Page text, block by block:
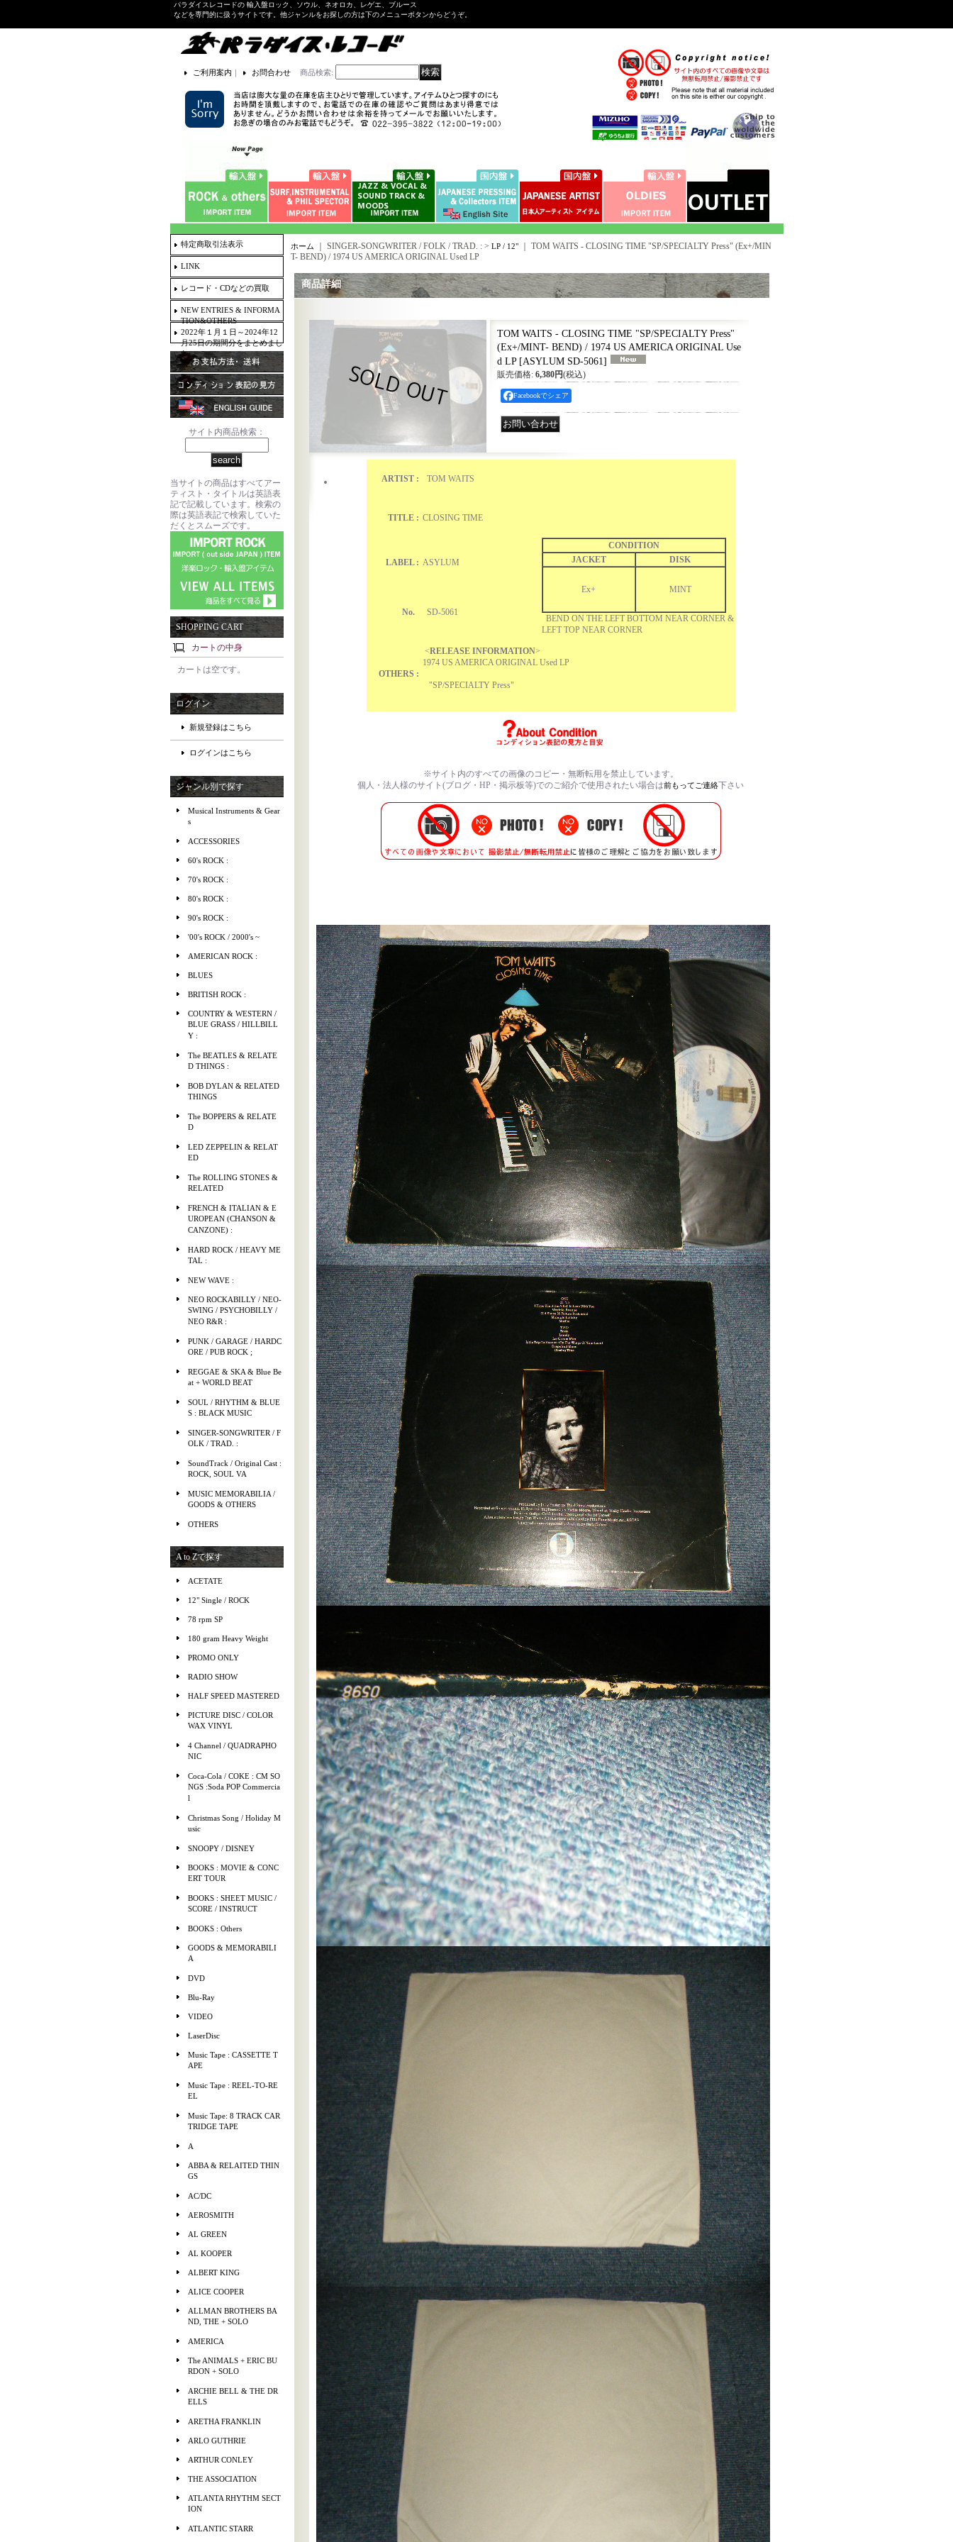
パラダイスレコードの 輸入盤ロック、ソウル、ネオロカ、レゲエ、ブルース
などを専門的に扱うサイトです。他ジャンルをお探しの方は下のメニューボタンからどうぞ。
ご利用案内 ｜ お問合わせ 商品検索:
特定商取引法表示
LINK
レコード・CDなどの買取
NEW ENTRIES & INFORMA
TION&OTHERS
2022年１月１日～2024年12
月25日の期間分をまとめまし
た。
サイト内商品検索：
当サイトの商品はすべてアー
ティスト・タイトルは英語表
記で記載しています。検索の
際は英語表記で検索していた
だくとスムーズです。
SHOPPING CART
カートの中身
カートは空です。
ログイン
新規登録はこちら
ログインはこちら
ジャンル別で探す
Musical Instruments & Gear
s
ACCESSORIES
60's ROCK :
70's ROCK :
80's ROCK :
90's ROCK :
'00's ROCK / 2000's ~
AMERICAN ROCK :
BLUES
BRITISH ROCK :
COUNTRY & WESTERN /
BLUE GRASS / HILLBILL
Y :
The BEATLES & RELATE
D THINGS :
BOB DYLAN & RELATED
THINGS
The BOPPERS & RELATE
D
LED ZEPPELIN & RELAT
ED
The ROLLING STONES &
RELATED
FRENCH & ITALIAN & E
UROPEAN (CHANSON &
CANZONE) :
HARD ROCK / HEAVY ME
TAL :
NEW WAVE :
NEO ROCKABILLY / NEO-
SWING / PSYCHOBILLY /
NEO R&R :
PUNK / GARAGE / HARDC
ORE / PUB ROCK ;
REGGAE & SKA & Blue Be
at + WORLD BEAT
SOUL / RHYTHM & BLUE
S : BLACK MUSIC
SINGER-SONGWRITER / F
OLK / TRAD. :
SoundTrack / Original Cast :
ROCK, SOUL VA
MUSIC MEMORABILIA /
GOODS & OTHERS
OTHERS
A to Zで探す
ACETATE
12" Single / ROCK
78 rpm SP
180 gram Heavy Weight
PROMO ONLY
RADIO SHOW
HALF SPEED MASTERED
PICTURE DISC / COLOR
WAX VINYL
4 Channel / QUADRAPHO
NIC
Coca-Cola / COKE : CM SO
NGS :Soda POP Commercia
l
Christmas Song / Holiday M
usic
SNOOPY / DISNEY
BOOKS : MOVIE & CONC
ERT TOUR
BOOKS : SHEET MUSIC /
SCORE / INSTRUCT
BOOKS : Others
GOODS & MEMORABILI
A
DVD
Blu-Ray
VIDEO
LaserDisc
Music Tape : CASSETTE T
APE
Music Tape : REEL-TO-RE
EL
Music Tape: 8 TRACK CAR
TRIDGE TAPE
A
ABBA & RELAITED THIN
GS
AC/DC
AEROSMITH
AL GREEN
AL KOOPER
ALBERT KING
ALICE COOPER
ALLMAN BROTHERS BA
ND, THE + SOLO
AMERICA
The ANIMALS + ERIC BU
RDON + SOLO
ARCHIE BELL & THE DR
ELLS
ARETHA FRANKLIN
ARLO GUTHRIE
ARTHUR CONLEY
THE ASSOCIATION
ATLANTA RHYTHM SECT
ION
ATLANTIC STARR
ホーム ｜ SINGER-SONGWRITER / FOLK / TRAD. : > LP / 12"｜ TOM WAITS - CLOSING TIME "SP/SPECIALTY Press" (Ex+/MIN
T- BEND) / 1974 US AMERICA ORIGINAL Used LP
商品詳細
TOM WAITS - CLOSING TIME "SP/SPECIALTY Press"
(Ex+/MINT- BEND) / 1974 US AMERICA ORIGINAL Use
d LP [ASYLUM SD-5061]
販売価格: 6,380円(税込)
Facebookでシェア
ARTIST : TOM WAITS
TITLE : CLOSING TIME
LABEL : ASYLUM
CONDITION
JACKET
DISK
Ex+ MINT
BEND ON THE LEFT BOTTOM NEAR CORNER &
LEFT TOP NEAR CORNER
No. SD-5061
OTHERS :
<RELEASE INFORMATION>
1974 US AMERICA ORIGINAL Used LP
"SP/SPECIALTY Press"
※サイト内のすべての画像のコピー・無断転用を禁止しています。
個人・法人様のサイト(ブログ・HP・掲示板等)でのご紹介で使用されたい場合は前もってご連絡下さい